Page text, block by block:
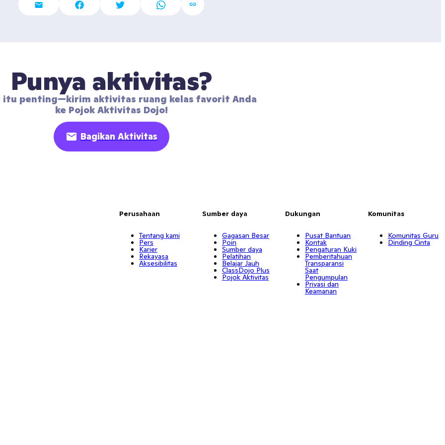
Punya aktivitas?
itu penting—kirim aktivitas ruang kelas favorit Anda
ke Pojok Aktivitas Dojo!
Bagikan Aktivitas
Perusahaan
Tentang kami
Pers
Karier
Rekayasa
Aksesibilitas
Sumber daya
Gagasan Besar
Poin
Sumber daya
Pelatihan
Belajar Jauh
ClassDojo Plus
Pojok Aktivitas
Dukungan
Pusat Bantuan
Kontak
Pengaturan Kuki
Pemberitahuan
Transparansi
Saat
Pengumpulan
Privasi dan
Keamanan
Komunitas
Komunitas Guru
Dinding Cinta